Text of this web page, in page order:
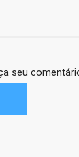
seu